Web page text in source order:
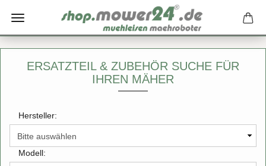
ERSATZTEIL & ZUBEHÖR SUCHE FÜR
IHREN MÄHER
Hersteller:
Modell: